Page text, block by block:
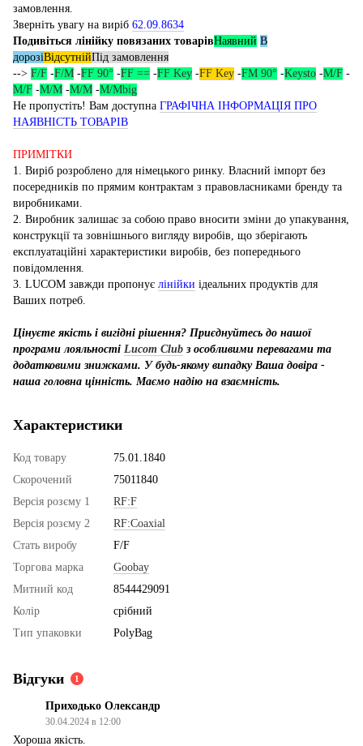
замовлення.
Зверніть увагу на виріб 62.09.8634
Подивіться лінійку повязаних товарівНаявний В
дорозіВідсутнійПід замовлення
--> F/F -F/M -FF 90° -FF == -FF Key -FF Key -FM 90° -Keysto -M/F -
M/F -M/M -M/M -M/Mbig
Не пропустіть! Вам доступна ГРАФІЧНА ІНФОРМАЦІЯ ПРО
НАЯВНІСТЬ ТОВАРІВ
ПРИМІТКИ
1. Виріб розроблено для німецького ринку. Власний імпорт без
посередників по прямим контрактам з правовласниками бренду та
виробниками.
2. Виробник залишає за собою право вносити зміни до упакування,
конструкції та зовнішнього вигляду виробів, що зберігають
експлуатаційні характеристики виробів, без попереднього
повідомлення.
3. LUCOM завжди пропонує лінійки ідеальних продуктів для
Ваших потреб.
Цінуєте якість і вигідні рішення? Приєднуйтесь до нашої
програми лояльності Lucom Club з особливими перевагами та
додатковими знижками. У будь-якому випадку Ваша довіра -
наша головна цінність. Маємо надію на взаємність.
Характеристики
Код товару
75.01.1840
Скорочений
75011840
Версія розєму 1
RF:F
Версія розєму 2
RF:Coaxial
Стать виробу
F/F
Торгова марка
Goobay
Митний код
8544429091
Колір
срібний
Тип упаковки
PolyBag
Відгуки 1
Приходько Олександр
30.04.2024 в 12:00
Хороша якість.